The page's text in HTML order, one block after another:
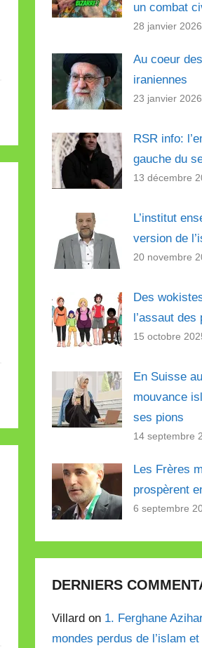
un combat
28 janvier 2026
Au coeur
iraniennes
23 janvier 2026
RSR info:
gauche du
13 décembre
L’institut
version de
20 novembre
Des
l’assaut
15 octobre
En Suisse
mouvance
ses pions
14 septembre
Les Frères
prospèrent
6 septembre
DERNIERS
Villard on 1. Ferghane
mondes perdus de l’islam